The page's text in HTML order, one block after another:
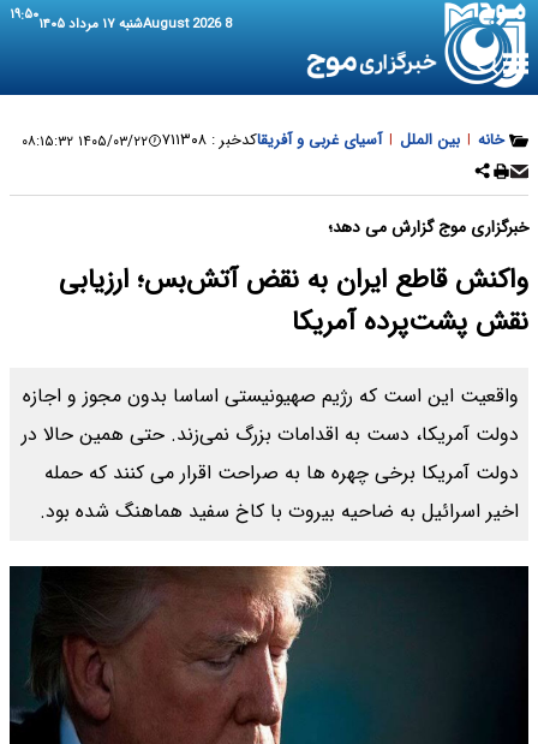
8 August 2026 شنبه ۱۷ مرداد ۱۴۰۵ ۱۹:۵۰
خانه | بین الملل | آسیای غربی و آفریقاکدخبر : ۷۱۱۳۰۸ ۱۴۰۵/۰۳/۲۲ ۰۸:۱۵:۳۲
خبرگزاری موج گزارش می دهد؛
واکنش قاطع ایران به نقض آتش‌بس؛ ارزیابی
نقش پشت‌پرده آمریکا
واقعیت این است که رژیم صهیونیستی اساسا بدون مجوز و اجازه
دولت آمریکا، دست به اقدامات بزرگ نمی‌زند. حتی همین حالا در
دولت آمریکا برخی چهره ها به صراحت اقرار می کنند که حمله
اخیر اسرائیل به ضاحیه بیروت با کاخ سفید هماهنگ شده بود.